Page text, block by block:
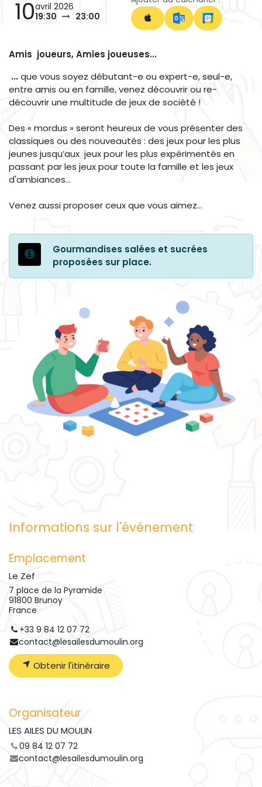
10avril 2026
19:30
23:00
Amis joueurs, Amies joueuses...
...que vous soyez débutant-e ou expert-e, seul-e,
entre amis ou en famille, venez découvrir ou re-
découvrir une multitude de jeux de société !
Des « mordus » seront heureux de vous présenter des
classiques ou des nouveautés : des jeux pour les plus
jeunes jusqu’aux jeux pour les plus expérimentés en
passant par les jeux pour toute la famille et les jeux
d'ambiances...
Venez aussi proposer ceux que vous aimez…
Gourmandises salées et sucrées
proposées sur place.
Informations sur l'événement
Emplacement
Le Zef
7 place de la Pyramide
91800 Brunoy
France
+33 9 84 12 07 72
contact@lesailesdumoulin.org
Obtenir l'itinéraire
Organisateur
LES AILES DU MOULIN
09 84 12 07 72
contact@lesailesdumoulin.org